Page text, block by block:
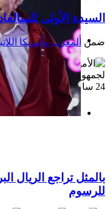
إصدار جديد
بعد خطف
السيدة الأولى
ضمن المغرب وأمريكا
للرسوم